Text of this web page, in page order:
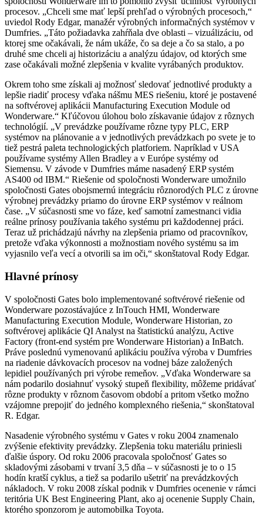
procesov. „Chceli sme mať lepší prehľad o výrobných procesoch,“
uviedol Rody Edgar, manažér výrobných informačných systémov v
Dumfries. „Táto požiadavka zahŕňala dve oblasti – vizuálizáciu, od
ktorej sme očakávali, že nám ukáže, čo sa deje a čo sa stalo, a po
druhé sme chceli aj historizáciu a analýzu údajov, od ktorých sme
zase očakávali možné zlepšenia v kvalite vyrábaných produktov.
Okrem toho sme získali aj možnosť sledovať jednotlivé produkty a
lepšie riadiť procesy vďaka nášmu MES riešeniu, ktoré je postavené
na softvérovej aplikácii Manufacturing Execution Module od
Wonderware.“ Kľúčovou úlohou bolo získavanie údajov z rôznych
technológií. „V prevádzke používame rôzne typy PLC, ERP
systémov na plánovanie a v jednotlivých prevádzkach po svete je to
tiež pestrá paleta technologických platforiem. Napríklad v USA
používame systémy Allen Bradley a v Európe systémy od
Siemensu. V závode v Dumfries máme nasadený ERP systém
AS400 od IBM.“ Riešenie od spoločnosti Wonderware umožnilo
spoločnosti Gates obojsmernú integráciu rôznorodých PLC z úrovne
výrobnej prevádzky priamo do úrovne ERP systémov v reálnom
čase. „V súčasnosti sme vo fáze, keď samotní zamestnanci vidia
reálne prínosy používania takého systému pri každodennej práci.
Teraz už prichádzajú návrhy na zlepšenia priamo od pracovníkov,
pretože vďaka výkonnosti a možnostiam nového systému sa im
vyjasnilo veľa vecí a otvorili sa im oči,“ skonštatoval Rody Edgar.
Hlavné prínosy
V spoločnosti Gates bolo implementované softvérové riešenie od
Wonderware pozostávajúce z InTouch HMI, Wonderware
Manufacturing Execution Module, Wonderware Historian, zo
softvérovej aplikácie QI Analyst na štatistickú analýzu, Active
Factory (front-end systém pre Wonderware Historian) a InBatch.
Práve poslednú vymenovanú aplikáciu používa výroba v Dumfries
na riadenie dávkovacích procesov na vodnej báze založených
lepidiel používaných pri výrobe remeňov. „Vďaka Wonderware sa
nám podarilo dosiahnuť vysoký stupeň flexibility, môžeme pridávať
rôzne produkty v rôznom časovom období a pritom všetko možno
vzájomne prepojiť do jedného komplexného riešenia,“ skonštatoval
R. Edgar.
Nasadenie výrobného systému v Gates v roku 2004 znamenalo
zvýšenie efektivity prevádzky. Zlepšenia toku materiálu priniesli
ďalšie úspory. Od roku 2006 pracovala spoločnosť Gates so
skladovými zásobami v trvaní 3,5 dňa – v súčasnosti je to o 15
hodín kratší cyklus, a tiež sa podarilo ušetriť na prevádzkových
nákladoch. V roku 2008 získal podnik v Dumfries ocenenie v rámci
teritória UK Best Engineering Plant, ako aj ocenenie Supply Chain,
ktorého sponzorom je automobilka Toyota.